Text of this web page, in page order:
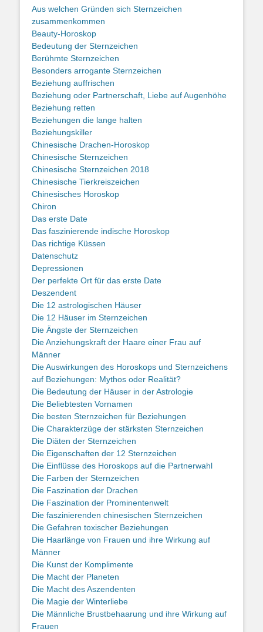
Aus welchen Gründen sich Sternzeichen
zusammenkommen
Beauty-Horoskop
Bedeutung der Sternzeichen
Berühmte Sternzeichen
Besonders arrogante Sternzeichen
Beziehung auffrischen
Beziehung oder Partnerschaft, Liebe auf Augenhöhe
Beziehung retten
Beziehungen die lange halten
Beziehungskiller
Chinesische Drachen-Horoskop
Chinesische Sternzeichen
Chinesische Sternzeichen 2018
Chinesische Tierkreiszeichen
Chinesisches Horoskop
Chiron
Das erste Date
Das faszinierende indische Horoskop
Das richtige Küssen
Datenschutz
Depressionen
Der perfekte Ort für das erste Date
Deszendent
Die 12 astrologischen Häuser
Die 12 Häuser im Sternzeichen
Die Ängste der Sternzeichen
Die Anziehungskraft der Haare einer Frau auf
Männer
Die Auswirkungen des Horoskops und Sternzeichens
auf Beziehungen: Mythos oder Realität?
Die Bedeutung der Häuser in der Astrologie
Die Beliebtesten Vornamen
Die besten Sternzeichen für Beziehungen
Die Charakterzüge der stärksten Sternzeichen
Die Diäten der Sternzeichen
Die Eigenschaften der 12 Sternzeichen
Die Einflüsse des Horoskops auf die Partnerwahl
Die Farben der Sternzeichen
Die Faszination der Drachen
Die Faszination der Prominentenwelt
Die faszinierenden chinesischen Sternzeichen
Die Gefahren toxischer Beziehungen
Die Haarlänge von Frauen und ihre Wirkung auf
Männer
Die Kunst der Komplimente
Die Macht der Planeten
Die Macht des Aszendenten
Die Magie der Winterliebe
Die Männliche Brustbehaarung und ihre Wirkung auf
Frauen